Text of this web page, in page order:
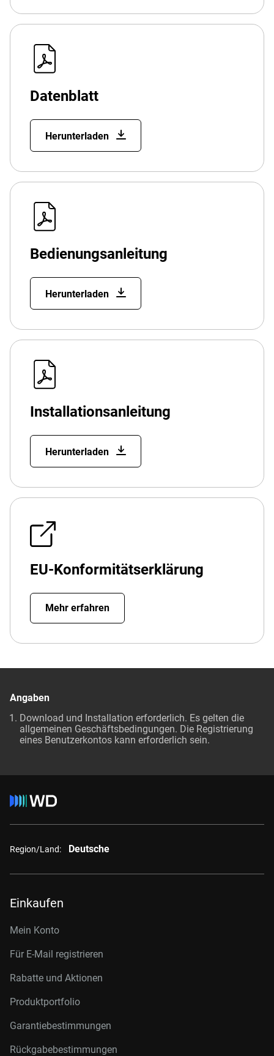
Datenblatt
Herunterladen
Bedienungsanleitung
Herunterladen
Installationsanleitung
Herunterladen
EU-Konformitätserklärung
Mehr erfahren
Angaben
Download und Installation erforderlich. Es gelten die
allgemeinen Geschäftsbedingungen. Die Registrierung
eines Benutzerkontos kann erforderlich sein.
Region/Land: Deutsche
Einkaufen
Mein Konto
Für E-Mail registrieren
Rabatte und Aktionen
Produktportfolio
Garantiebestimmungen
Rückgabebestimmungen